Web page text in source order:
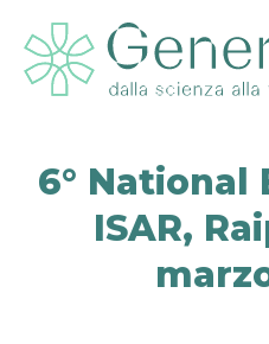
6° National
ISAR,